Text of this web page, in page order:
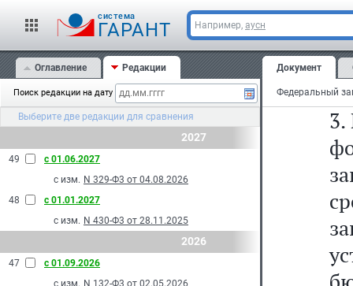
cистема
ГАРАНТ Например, аусн
Оглавление Редакции
Поиск редакции на дату
Выберите две редакции для сравнения
2027
49
с 01.06.2027
с изм. N 329-Ф3 от 04.08.2026
48
с 01.01.2027
с изм. N 430-Ф3 от 28.11.2025
2026
47
с 01.09.2026
с изм. N 132-Ф3 от 02.05.2026
Документ
3.